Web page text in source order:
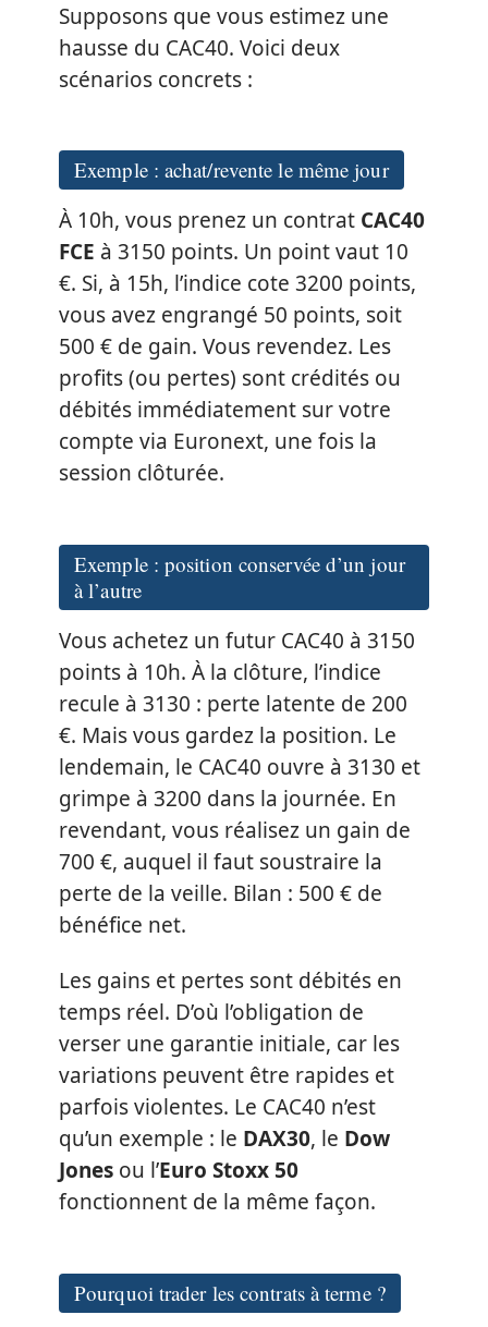
Supposons que vous estimez une
hausse du CAC40. Voici deux
scénarios concrets :
Exemple : achat/revente le même jour
À 10h, vous prenez un contrat CAC40
FCE à 3150 points. Un point vaut 10
€. Si, à 15h, l’indice cote 3200 points,
vous avez engrangé 50 points, soit
500 € de gain. Vous revendez. Les
profits (ou pertes) sont crédités ou
débités immédiatement sur votre
compte via Euronext, une fois la
session clôturée.
Exemple : position conservée d’un jour
à l’autre
Vous achetez un futur CAC40 à 3150
points à 10h. À la clôture, l’indice
recule à 3130 : perte latente de 200
€. Mais vous gardez la position. Le
lendemain, le CAC40 ouvre à 3130 et
grimpe à 3200 dans la journée. En
revendant, vous réalisez un gain de
700 €, auquel il faut soustraire la
perte de la veille. Bilan : 500 € de
bénéfice net.
Les gains et pertes sont débités en
temps réel. D’où l’obligation de
verser une garantie initiale, car les
variations peuvent être rapides et
parfois violentes. Le CAC40 n’est
qu’un exemple : le DAX30, le Dow
Jones ou l’Euro Stoxx 50
fonctionnent de la même façon.
Pourquoi trader les contrats à terme ?